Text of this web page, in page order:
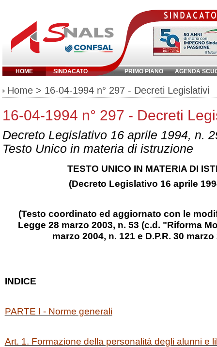
HOME SINDACATO PRIMO PIANO AGENDA
Inserisci parola chiave:
Home > 16-04-1994 n° 297 - Decreti Legislativi
16-04-1994 n° 297 - Decreti
Decreto Legislativo 16 aprile 1994, n.
Testo Unico in materia di istruzione
TESTO UNICO IN MATERIA DI
(Decreto Legislativo 16 aprile
(Testo coordinato ed aggiornato con le
Legge 28 marzo 2003, n. 53 (c.d. "Riforma
marzo 2004, n. 121 e D.P.R. 30
INDICE
PARTE I - Norme generali
Art. 1. Formazione della personalità degli alunni e